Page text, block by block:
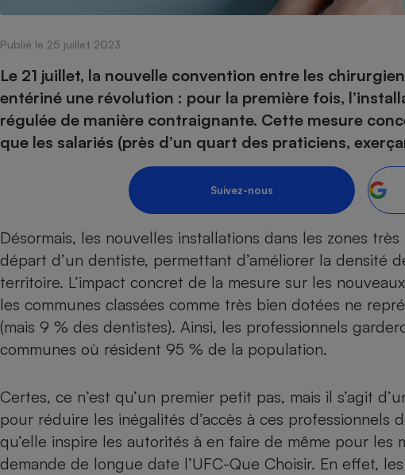
Publié le 25 juillet 2023
Le 21 juillet, la nouvelle convention entre les
entériné une révolution : pour la première fois,
régulée de manière contraignante. Cette mesure
que les salariés (près d’un quart des praticiens,
Suivez-nous
Désormais, les nouvelles installations dans les zones
départ d’un dentiste, permettant d’améliorer la densité
territoire. L’impact concret de la mesure sur les
les communes classées comme très bien dotées ne
(mais 9 % des dentistes). Ainsi, les professionnels
communes où résident 95 % de la population.
Certes, ce n’est qu’un premier petit pas, mais il s’agit
pour réduire les inégalités d’accès à ces professionnels
qu’elle inspire les autorités à en faire de même pour les
demande de longue date l’UFC-Que Choisir. En effet,
Complément
alimentaire
Champagne -
Assurance emprunteur
Banque en
Petit électroménager -
Lave-linge
Plaque de cuisson à
induction
Internet
Téléviseur
Téléphone mobile -
Smartphone
Radiateur électrique
Mutuelle
Antimoustique